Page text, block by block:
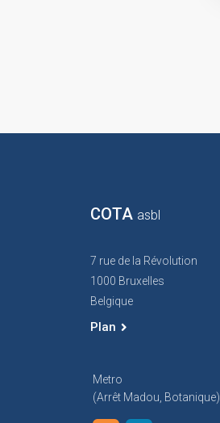
COTA asbl
7 rue de la Révolution
1000 Bruxelles
Belgique
Plan
Metro
(arrêt Madou, Botanique)